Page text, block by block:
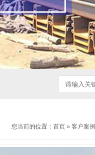
您当前的位置： 首页 » 客户案例